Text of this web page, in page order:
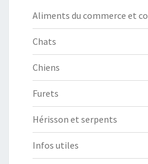
Aliments du commerce et
Chats
Chiens
Furets
Hérisson et serpents
Infos utiles